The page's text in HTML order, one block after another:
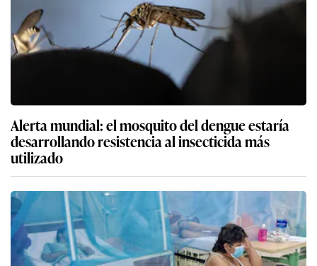
Alerta mundial: el mosquito del dengue estaría
desarrollando resistencia al insecticida más
utilizado